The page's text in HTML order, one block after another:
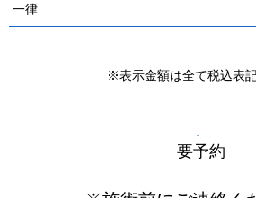
一律
※表示金額は全て税込表記
要予約